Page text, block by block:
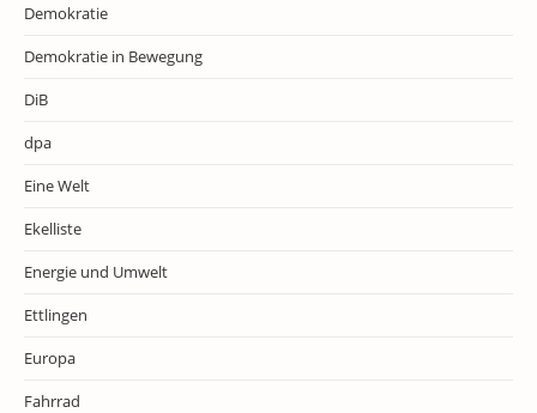
Demokratie
Demokratie in Bewegung
DiB
dpa
Eine Welt
Ekelliste
Energie und Umwelt
Ettlingen
Europa
Fahrrad